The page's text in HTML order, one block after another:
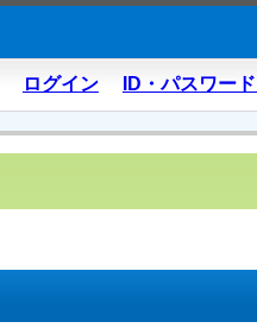
ログイン ID・パスワー